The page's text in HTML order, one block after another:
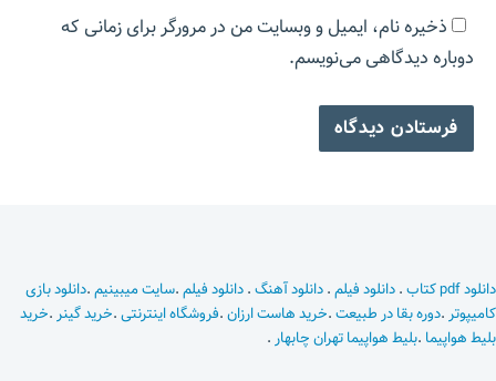
ذخیره نام، ایمیل و وبسایت من در مرورگر برای زمانی که
دوباره دیدگاهی می‌نویسم.
دانلود pdf کتاب .دانلود فیلم.دانلود آهنگ.دانلود فیلم.سایت میبینیم.دانلود بازی
کامیپوتر .دوره بقا در طبیعت.خرید هاست ارزان.فروشگاه اینترنتی.خرید گینر .خرید
بلیط هواپیما .بلیط هواپیما تهران چابهار .